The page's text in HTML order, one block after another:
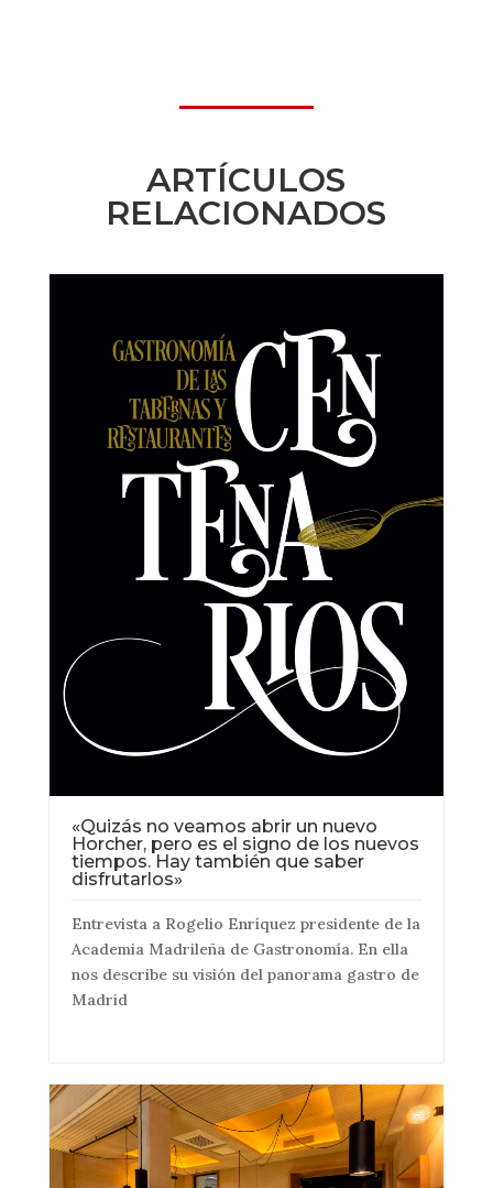
ARTÍCULOS
RELACIONADOS
«Quizás no veamos abrir un nuevo
Horcher, pero es el signo de los nuevos
tiempos. Hay también que saber
disfrutarlos»
Entrevista a Rogelio Enríquez presidente de la
Academia Madrileña de Gastronomía. En ella
nos describe su visión del panorama gastro de
Madrid